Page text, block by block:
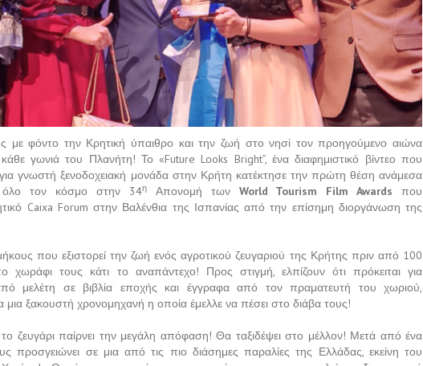
με φόντο την Κρητική ύπαιθρο και την ζωή στο νησί τον προηγούμενο αιώνα
γωνιά του Πλανήτη! Το «Future Looks Bright”, ένα διαφημιστικό βίντεο που
γνωστή ξενοδοχειακή μονάδα στην Κρήτη κατέκτησε την πρώτη θέση ανάμεσα
όλο τον κόσμο στην 34ηΑπονομή των World Tourism Film Awards που
Caixa Forum στην Βαλένθια της Ισπανίας από την επίσημη διοργάνωση της
μήκους που εξιστορεί την ζωή ενός αγροτικού ζευγαριού της Κρήτης πριν από 100
χωράφι τους κάτι το αναπάντεχο! Προς στιγμή, ελπίζουν ότι πρόκειται για
μελέτη σε βιβλία εποχής και έγγραφα από τον πραματευτή του χωριού,
μια ξακουστή χρονομηχανή η οποία έμελλε να πέσει στο διάβα τους!
ζευγάρι παίρνει την μεγάλη απόφαση! Θα ταξιδέψει στο μέλλον! Μετά από ένα
προσγειώνει σε μια από τις πιο διάσημες παραλίες της Ελλάδας, εκείνη του